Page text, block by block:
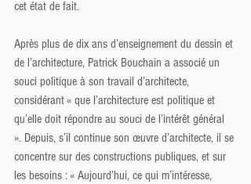
cet état de fait.
Après plus de dix ans d’enseignement du dessin et
de l’architecture, Patrick Bouchain a associé un
souci politique à son travail d’architecte,
considérant « que l’architecture est politique et
qu’elle doit répondre au souci de l’intérêt général
». Depuis, s’il continue son œuvre d’architecte, il se
concentre sur des constructions publiques, et sur
les besoins : « Aujourd’hui, ce qui m’intéresse,